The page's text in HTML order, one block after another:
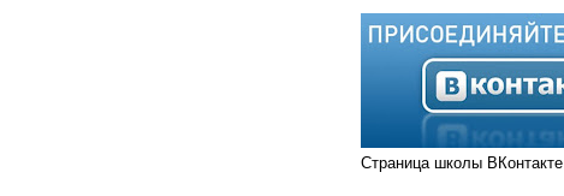
Страница школы ВКонтакте